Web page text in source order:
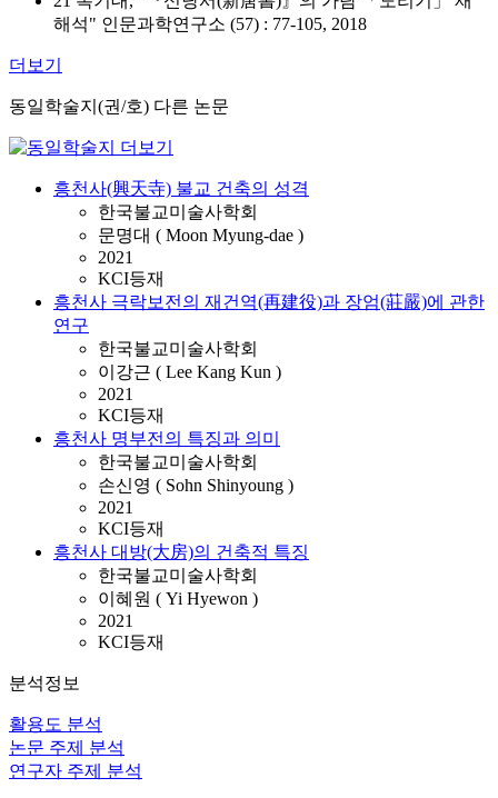
해석" 인문과학연구소 (57) : 77-105, 2018
더보기
동일학술지(권/호) 다른 논문
흥천사(興天寺) 불교 건축의 성격
한국불교미술사학회
문명대 ( Moon Myung-dae )
2021
KCI등재
흥천사 극락보전의 재건역(再建役)과 장엄(莊嚴)에 관한
연구
한국불교미술사학회
이강근 ( Lee Kang Kun )
2021
KCI등재
흥천사 명부전의 특징과 의미
한국불교미술사학회
손신영 ( Sohn Shinyoung )
2021
KCI등재
흥천사 대방(大房)의 건축적 특징
한국불교미술사학회
이혜원 ( Yi Hyewon )
2021
KCI등재
분석정보
활용도 분석
논문 주제 분석
연구자 주제 분석